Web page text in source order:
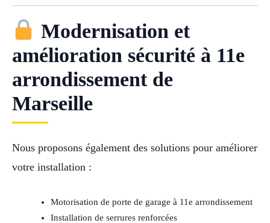
Modernisation et
amélioration sécurité à 11e
arrondissement de
Marseille
Nous proposons également des solutions pour améliorer
votre installation :
Motorisation de porte de garage à 11e arrondissement
Installation de serrures renforcées